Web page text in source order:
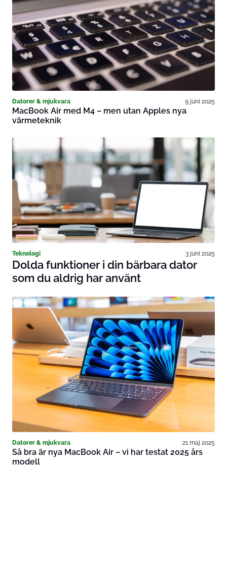
Datorer & mjukvara 9 juni 2025
MacBook Air med M4 – men utan Apples nya
värmeteknik
Teknologi 3 juni 2025
Dolda funktioner i din bärbara dator
som du aldrig har använt
Datorer & mjukvara 21 maj 2025
Så bra är nya MacBook Air – vi har testat 2025 års
modell